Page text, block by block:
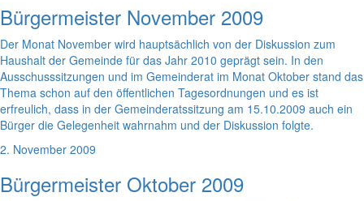
Bürgermeister November 2009
Der Monat November wird hauptsächlich von der Diskussion zum
Haushalt der Gemeinde für das Jahr 2010 geprägt sein. In den
Ausschusssitzungen und im Gemeinderat im Monat Oktober stand das
Thema schon auf den öffentlichen Tagesordnungen und es ist
erfreulich, dass in der Gemeinderatssitzung am 15.10.2009 auch ein
Bürger die Gelegenheit wahrnahm und der Diskussion folgte.
2. November 2009
Bürgermeister Oktober 2009